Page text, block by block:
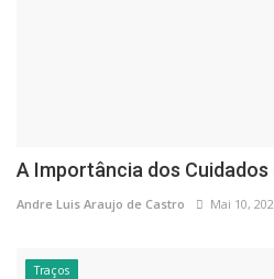
A Importância dos Cuidados
Andre Luis Araujo de Castro Mai 10,
Traços